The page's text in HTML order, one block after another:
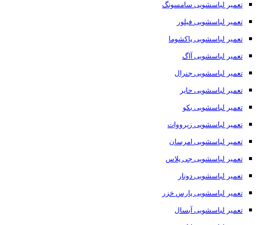
تعمیر لباسشویی سامسونگ
تعمیر لباسشویی فیلور
تعمیر لباسشویی پاکشوما
تعمیر لباسشویی آاگ
تعمیر لباسشویی جنرال
تعمیر لباسشویی حایر
تعمیر لباسشویی بکو
تعمیر لباسشویی زیرووات
تعمیر لباسشویی امرسان
تعمیر لباسشویی جی پلاس
تعمیر لباسشویی دونار
تعمیر لباسشویی پارس خزر
تعمیر لباسشویی آبسال